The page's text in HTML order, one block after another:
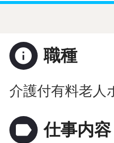
info 職種
介護付有料老人
label 仕事内容